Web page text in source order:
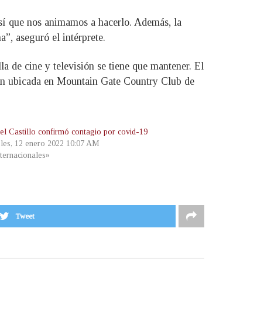
que nos animamos a hacerlo. Además, la
aseguró el intérprete.
de cine y televisión se tiene que mantener. El
ubicada en Mountain Gate Country Club de
Castillo confirmó contagio por covid-19
12 enero 2022 10:07 AM
Tweet